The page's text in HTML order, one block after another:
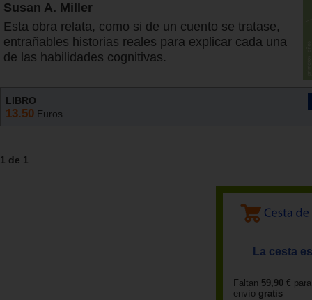
Susan A. Miller
Esta obra relata, como si de un cuento se tratase,
entrañables historias reales para explicar cada una
de las habilidades cognitivas.
LIBRO
13.50 Euros
1 de 1
La cesta
Faltan 59,90 €
envío gratis